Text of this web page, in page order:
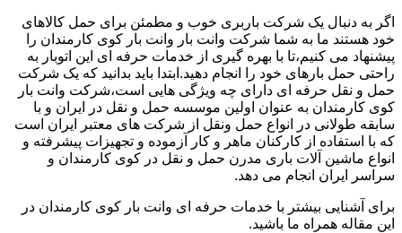
اگر به دنبال یک شرکت باربری خوب و مطمئن برای حمل کالاهای
خود هستند ما به شما شرکت وانت بار وانت بار کوی کارمندان را
پیشنهاد می کنیم،تا با بهره گیری از خدمات حرفه ای این اتوبار به
راحتی حمل بارهای خود را انجام دهید.ابتدا باید بدانید که یک شرکت
حمل و نقل حرفه ای دارای چه ویژگی هایی است،شرکت وانت بار
کوی کارمندان به عنوان اولین موسسه حمل و نقل در ایران و با
سابقه طولانی در انواع حمل ونقل از شرکت های معتبر ایران است
که با استفاده از کارکنان ماهر و کار آزموده و تجهیزات پیشرفته و
انواع ماشین آلات باری مدرن حمل و نقل در کوی کارمندان و
سراسر ایران انجام می دهد.
برای آشنایی بیشتر با خدمات حرفه ای وانت بار کوی کارمندان در
این مقاله همراه ما باشید.